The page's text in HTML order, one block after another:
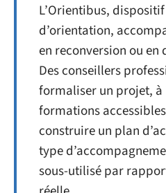
L’Orientibus,
d’orientation,
en reconversion ou
Des conseillers
formaliser un projet,
formations
construire un plan
type
sous-utilisé par